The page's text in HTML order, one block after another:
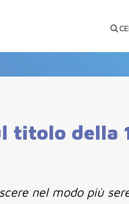
titolo della
nel modo più